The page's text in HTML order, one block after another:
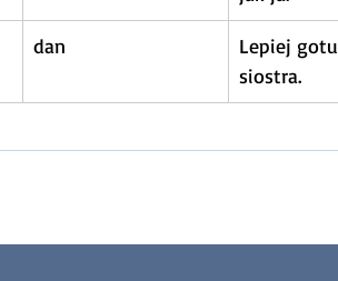
dan
Lepiej
siostra.